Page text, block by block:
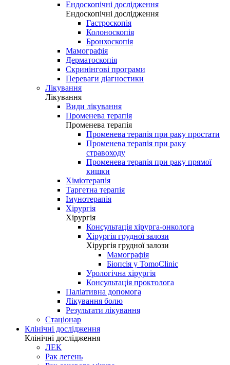
Ендоскопічні дослідження
Ендоскопічні дослідження
Гастроскопія
Колоноскопія
Бронхоскопія
Мамографія
Дерматоскопія
Скринінгові програми
Переваги діагностики
Лікування
Лікування
Види лікування
Променева терапія
Променева терапія
Променева терапія при раку простати
Променева терапія при раку
стравоходу
Променева терапія при раку прямої
кишки
Хіміотерапія
Таргетна терапія
Імунотерапія
Хірургія
Хірургія
Консультація хірурга-онколога
Хірургія грудної залози
Хірургія грудної залози
Мамографія
Біопсія у TomoClinic
Урологічна хірургія
Консультація проктолога
Паліативна допомога
Лікування болю
Результати лікування
Стаціонар
Клінічні дослідження
Клінічні дослідження
ЛЕК
Рак легень